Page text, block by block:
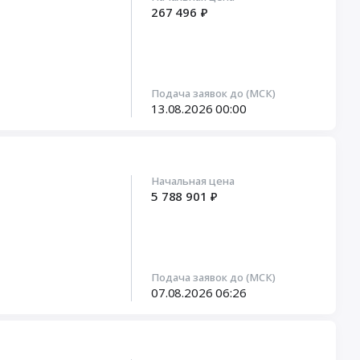
267 496 ₽
Подача заявок до (МСК)
13.08.2026 00:00
Начальная цена
5 788 901 ₽
Подача заявок до (МСК)
07.08.2026 06:26